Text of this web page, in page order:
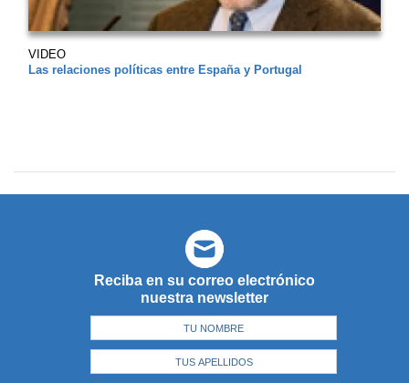
VIDEO
Las relaciones políticas entre España y Portugal
Reciba en su correo electrónico
nuestra newsletter